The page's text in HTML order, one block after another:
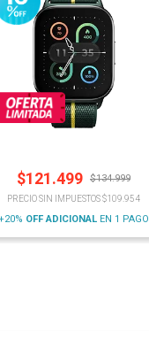
$121.499 $134.999
PRECIO SIN IMPUESTOS $109.954
OFF ADICIONAL EN 1 PAGO